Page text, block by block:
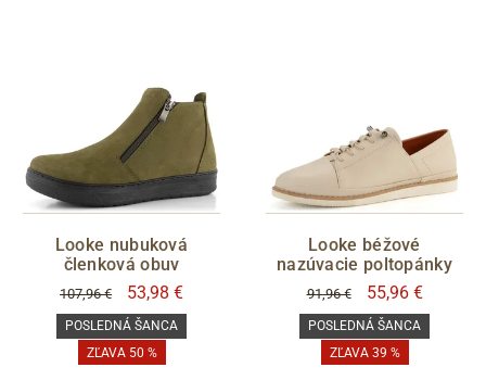
Looke nubuková
členková obuv
107,96 € 53,98 €
POSLEDNÁ ŠANCA
ZĽAVA 50 %
Looke béžové
nazúvacie poltopánky
91,96 € 55,96 €
POSLEDNÁ ŠANCA
ZĽAVA 39 %